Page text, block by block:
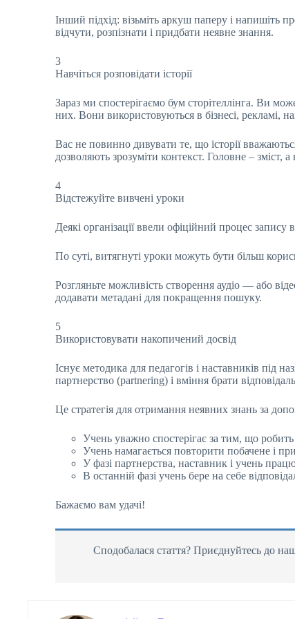
Інший підхід: візьміть аркуш паперу і напишіть
відчути, розпізнати і придбати неявне знання.
3
Навчіться розповідати історії
Зараз ми спостерігаємо бум сторітеллінга. Ви
них. Вони використовуються в бізнесі, рекламі,
Вас не повинно дивувати те, що історії
дозволяють зрозуміти контекст. Головне – зміст,
4
Відстежуйте вивчені уроки
Деякі організації ввели офіційний процес
По суті, витягнуті уроки можуть бути більш
Розгляньте можливість створення аудіо — або
додавати метадані для покращення пошуку.
5
Використовувати накопичений досвід
Існує методика для педагогів і наставників під
партнерство (partnering) і вміння брати
Це стратегія для отримання неявних знань за
Учень уважно спостерігає за тим, що
Учень намагається повторити побачене і
У фазі партнерства, наставник і учень
В останній фазі учень бере на себе
Бажаємо вам удачі!
Сподобалася стаття? Приєднуйтесь до